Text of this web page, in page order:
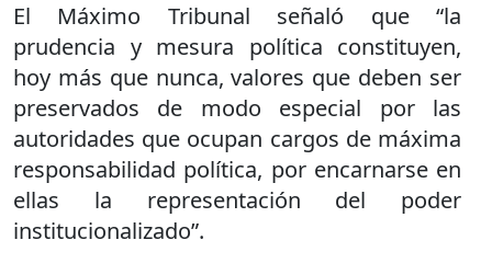
El Máximo Tribunal señaló que “la
prudencia y mesura política constituyen,
hoy más que nunca, valores que deben ser
preservados de modo especial por las
autoridades que ocupan cargos de máxima
responsabilidad política, por encarnarse en
ellas la representación del poder
institucionalizado”.